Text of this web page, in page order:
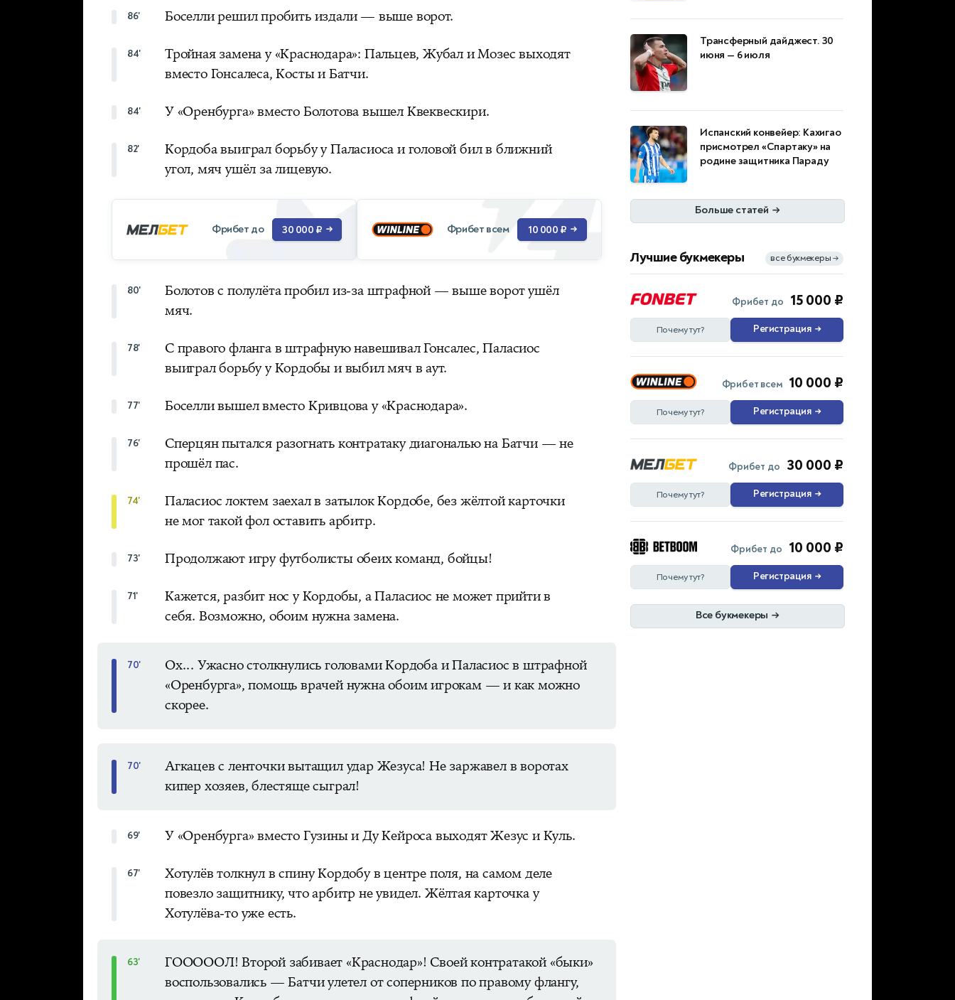
86' Боселли решил пробить издали — выше ворот.
84'
Тройная замена у «Краснодара»: Пальцев, Жубал и Мозес выходят
вместо Гонсалеса, Косты и Батчи.
84' У «Оренбурга» вместо Болотова вышел Квеквескири.
82'
Кордоба выиграл борьбу у Паласиоса и головой бил в ближний
угол, мяч ушёл за лицевую.
Фрибет до 30 000 ₽ → Фрибет всем 10 000 ₽ →
80'
Болотов с полулёта пробил из-за штрафной — выше ворот ушёл
мяч.
78'
С правого фланга в штрафную навешивал Гонсалес, Паласиос
выиграл борьбу у Кордобы и выбил мяч в аут.
77' Боселли вышел вместо Кривцова у «Краснодара».
76'
Сперцян пытался разогнать контратаку диагональю на Батчи — не
прошёл пас.
74'
Паласиос локтем заехал в затылок Кордобе, без жёлтой карточки
не мог такой фол оставить арбитр.
73' Продолжают игру футболисты обеих команд, бойцы!
71'
Кажется, разбит нос у Кордобы, а Паласиос не может прийти в
себя. Возможно, обоим нужна замена.
70'
Ох... Ужасно столкнулись головами Кордоба и Паласиос в штрафной
«Оренбурга», помощь врачей нужна обоим игрокам — и как можно
скорее.
70'
Агкацев с ленточки вытащил удар Жезуса! Не заржавел в воротах
кипер хозяев, блестяще сыграл!
69' У «Оренбурга» вместо Гузины и Ду Кейроса выходят Жезус и Куль.
67'
Хотулёв толкнул в спину Кордобу в центре поля, на самом деле
повезло защитнику, что арбитр не увидел. Жёлтая карточка у
Хотулёва-то уже есть.
63'
ГОООООЛ! Второй забивает «Краснодар»! Своей контратакой «быки»
воспользовались — Батчи улетел от соперников по правому флангу,
Трансферный дайджест. 30
июня — 6 июля
Испанский конвейер: Кахигао
присмотрел «Спартаку» на
родине защитника Параду
Больше статей →
Лучшие букмекеры все букмекеры →
Фрибет до 15 000 ₽
Почему тут? Регистрация →
Фрибет всем 10 000 ₽
Почему тут? Регистрация →
Фрибет до 30 000 ₽
Почему тут? Регистрация →
Фрибет до 10 000 ₽
Почему тут? Регистрация →
Все букмекеры →